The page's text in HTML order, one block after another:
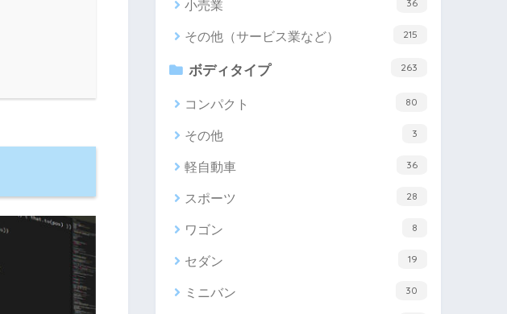
小売業 36
その他（サービス業など） 215
ボディタイプ 263
コンパクト 80
その他 3
軽自動車 36
スポーツ 28
ワゴン 8
セダン 19
ミニバン 30